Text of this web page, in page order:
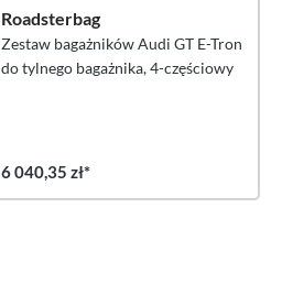
Roadsterbag
Zestaw bagażników Audi GT E-Tron
do tylnego bagażnika, 4-częściowy
6 040,35 zł*